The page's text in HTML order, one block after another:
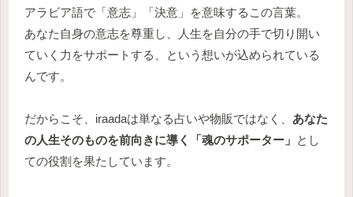
アラビア語で「意志」「決意」を意味するこの言葉。
あなた自身の意志を尊重し、人生を自分の手で切り開い
ていく力をサポートする、という想いが込められている
んです。
だからこそ、iraadaは単なる占いや物販ではなく、 あなた
の人生そのものを前向きに導く「魂のサポーター」 とし
ての役割を果たしています。